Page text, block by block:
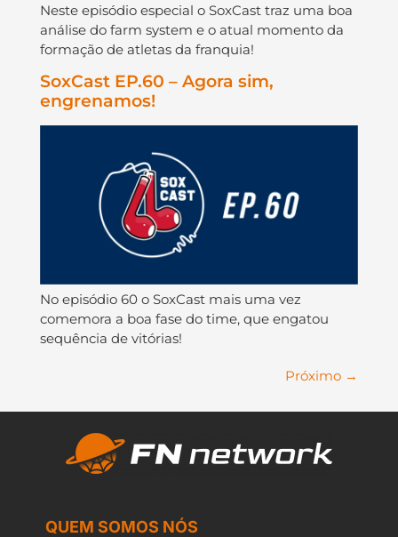
Neste episódio especial o SoxCast traz uma boa
análise do farm system e o atual momento da
formação de atletas da franquia!
SoxCast EP.60 – Agora sim,
engrenamos!
No episódio 60 o SoxCast mais uma vez
comemora a boa fase do time, que engatou
sequência de vitórias!
Próximo →
QUEM SOMOS NÓS